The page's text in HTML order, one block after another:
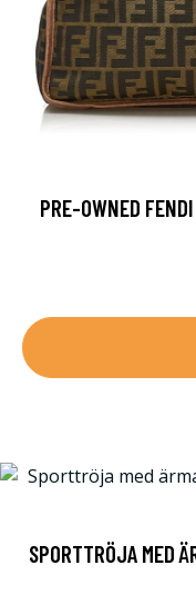
PRE-OWNED
SPORTTRÖJA MED